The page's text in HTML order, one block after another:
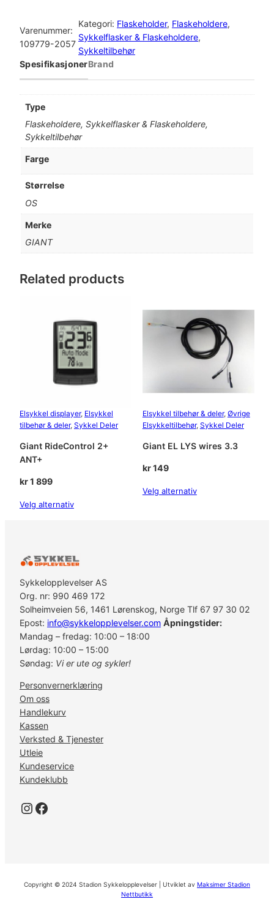
Varenummer:
109779-2057
Kategori: Flaskeholder, Flaskeholdere
Sykkelflasker & Flaskeholdere
Sykkeltilbehør
SpesifikasjonerBrand
Type
Flaskeholdere, Sykkelflasker & Flaskeholdere,
Sykkeltilbehør
Farge
Størrelse
OS
Merke
GIANT
Related products
Elsykkel displayer, Elsykkel
tilbehør & deler, Sykkel Deler
Giant RideControl 2+
ANT+
kr1 899
Velg alternativ
Elsykkel tilbehør & deler, Øvrige
Elsykkeltilbehør, Sykkel Deler
Giant EL LYS wires 3.3
kr149
Velg alternativ
Sykkelopplevelser AS
Org. nr: 990 469 172
Solheimveien 56, 1461 Lørenskog, Norge Tlf 67 97 30 02
Epost: info@sykkelopplevelser.com Åpningstider:
Mandag – fredag: 10:00 – 18:00
Lørdag: 10:00 – 15:00
Søndag: Vi er ute og sykler!
Personvernerklæring
Om oss
Handlekurv
Kassen
Verksted & Tjenester
Utleie
Kundeservice
Kundeklubb
Instagram Facebook
Copyright © 2024 Stadion Sykkelopplevelser | Utviklet av Maksimer Stadion
Nettbutikk